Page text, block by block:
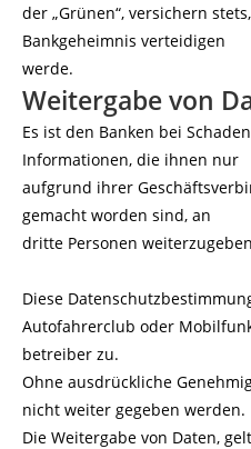
der „Grünen“, versichern
Bankgeheimnis verteidigen
werde.
Weitergabe von
Es ist den Banken bei
Informationen, die ihnen nur
aufgrund ihrer
gemacht worden sind, an
dritte Personen
Diese
Autofahrerclub oder
betreiber zu.
Ohne ausdrückliche
nicht weiter gegeben werden.
Die Weitergabe von Daten,